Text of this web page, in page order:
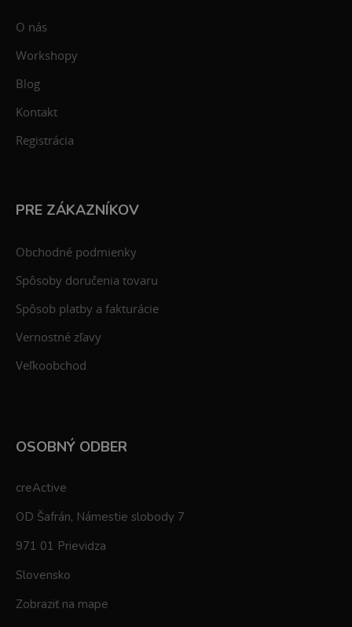
O nás
Workshopy
Blog
Kontakt
Registrácia
PRE ZÁKAZNÍKOV
Obchodné podmienky
Spôsoby doručenia tovaru
Spôsob platby a fakturácie
Vernostné zľavy
Veľkoobchod
OSOBNÝ ODBER
creActive
OD Šafrán, Námestie slobody 7
971 01 Prievidza
Slovensko
Zobraziť na mape